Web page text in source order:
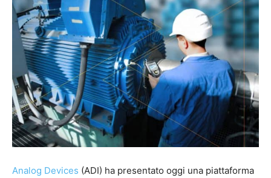
Analog Devices (ADI) ha presentato oggi una piattaforma